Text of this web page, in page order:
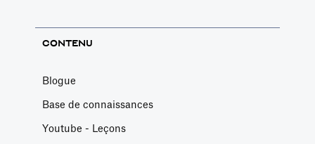
CONTENU
Blogue
Base de connaissances
Youtube - Leçons